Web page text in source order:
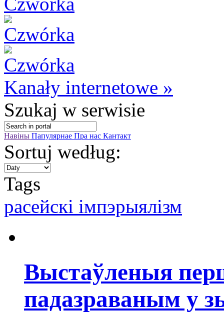
Kanały internetowe »
Szukaj w serwisie
Навіны Папулярнае Пра нас Кантакт
Sortuj według:
Tags
расейскі імпэрыялізм
Выстаўленыя
падазраваным у